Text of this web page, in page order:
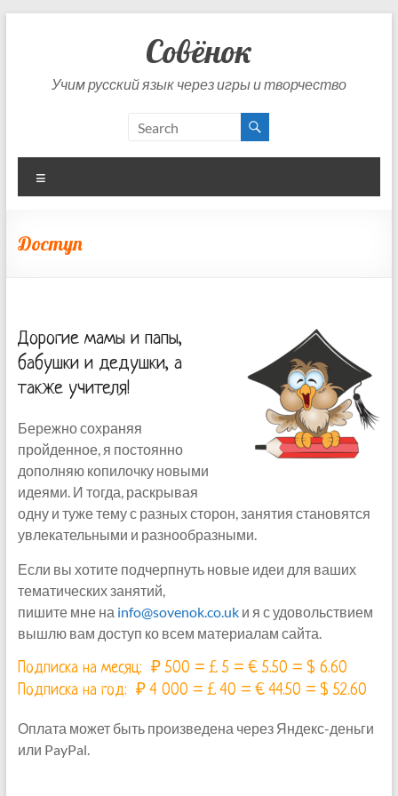
Совёнок
Учим русский язык через игры и творчество
Доступ
Дорогие мамы и папы,
бабушки и дедушки, а
также учителя!
Бережно сохраняя
пройденное, я постоянно
дополняю копилочку новыми
идеями. И тогда, раскрывая
одну и туже тему с разных сторон, занятия становятся
увлекательными и разнообразными.
Если вы хотите подчерпнуть новые идеи для ваших
тематических занятий,
пишите мне на info@sovenok.co.ukи я с удовольствием
вышлю вам доступ ко всем материалам сайта.
Подписка на месяц: ₽ 500 = £ 5 = € 5.50 = $ 6.60
Подписка на год: ₽ 4 000 = £ 40 = € 44.50 = $ 52.60
Оплата может быть произведена через Яндекс-деньги
или PayPal.